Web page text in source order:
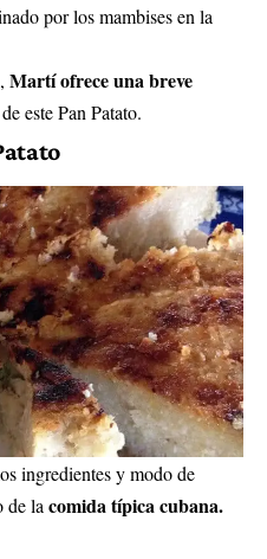
por los mambises en la
Martí ofrece una breve
de este Pan Patato.
ingredientes y modo de
de la comida típica cubana.